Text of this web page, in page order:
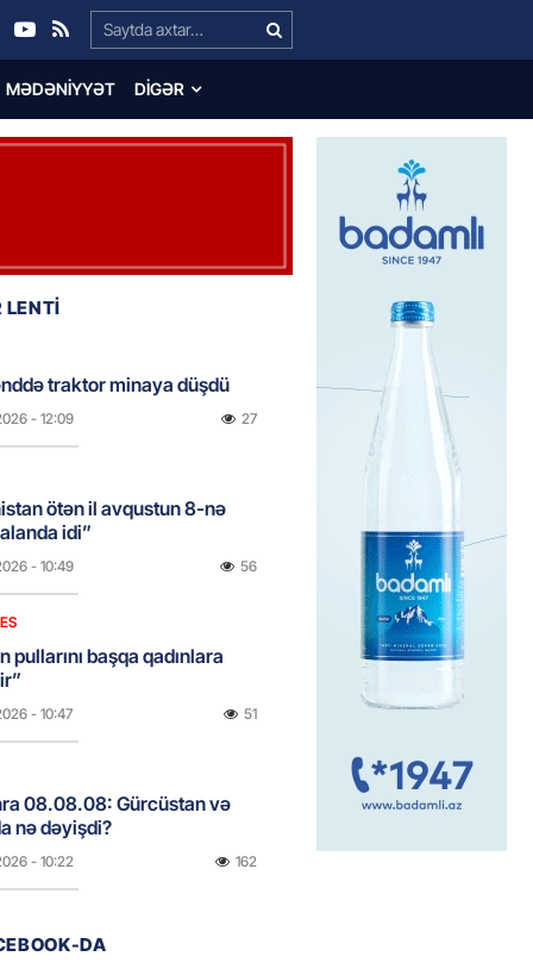
Search…
MƏDƏNIYYƏT DIGƏR
traktor minaya düşdü
- 12:09 27
ötən il avqustun 8-nə
idi”
- 10:49 56
pullarını başqa qadınlara
- 10:47 51
08.08.08: Gürcüstan və
nə dəyişdi?
- 10:22 162
nişanında mediaya hücum
DA